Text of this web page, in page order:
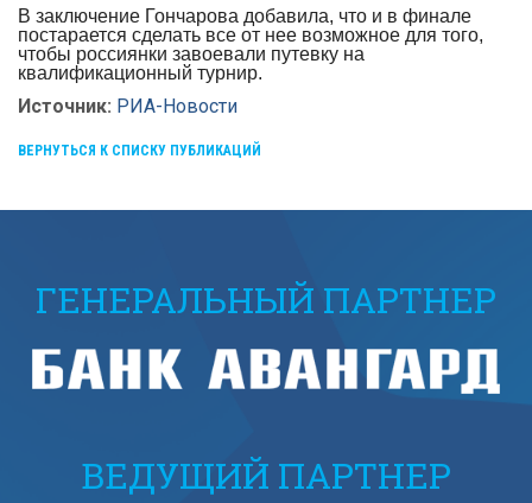
В заключение Гончарова добавила, что и в финале
постарается сделать все от нее возможное для того,
чтобы россиянки завоевали путевку на
квалификационный турнир.
Источник: РИА-Новости
ВЕРНУТЬСЯ К СПИСКУ ПУБЛИКАЦИЙ
ГЕНЕРАЛЬНЫЙ ПАРТНЕР
ВЕДУЩИЙ ПАРТНЕР